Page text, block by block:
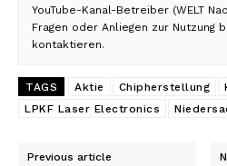
YouTube-Kanal-Betreiber (WELT
Fragen oder Anliegen zur Nutzung
kontaktieren.
TAGS Aktie Chipherstellung
LPKF Laser Electronics
Previous article